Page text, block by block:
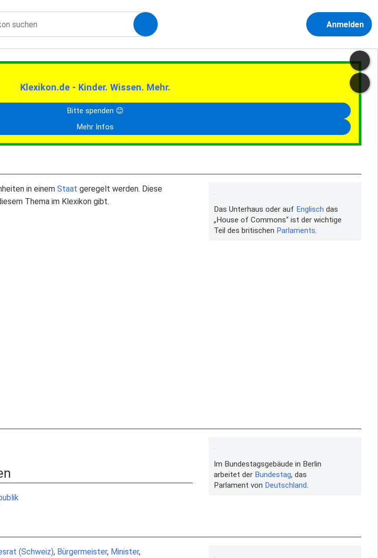
Anmelden
Klexikon.de - Kinder. Wissen. Mehr.
Bitte spenden 😊
Mehr Infos
Das Unterhaus oder auf Englisch das
„House of Commons“ ist der wichtige
Teil des britischen Parlaments
in einem Staat geregelt werden. Diese
Thema im Klexikon gibt.
Im Bundestagsgebäude in Berlin
arbeitet der Bundestag, das
Parlament von Deutschland
(Schweiz), Bürgermeister, Minister,